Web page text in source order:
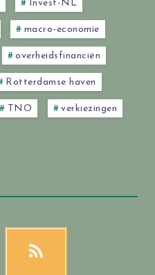
Invest-NL
macro-economie
overheidsfinanciën
Rotterdamse haven
TNO verkiezingen